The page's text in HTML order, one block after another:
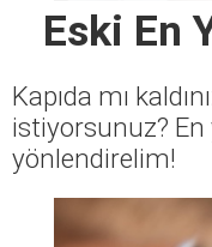
Eski En
Kapıda mı
istiyorsunuz?
yönlendirelim!